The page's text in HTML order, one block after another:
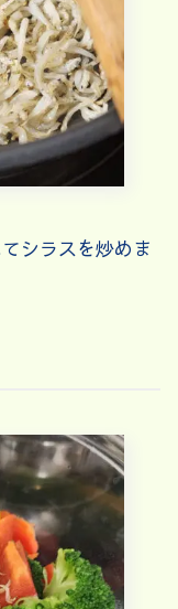
シラスを炒めま